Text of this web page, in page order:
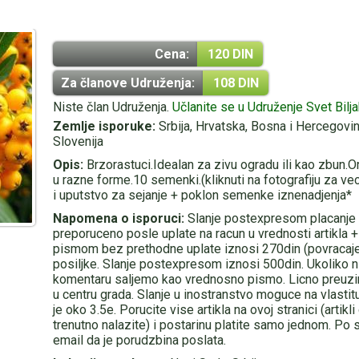
Cena:
120 DIN
Za članove Udruženja:
108 DIN
Niste član Udruženja. Učlanite se u Udruženje Svet
Zemlje isporuke: Srbija, Hrvatska, Bosna i
Slovenija
Opis: Brzorastuci.Idealan za zivu ogradu ili kao
u razne forme.10 semenki.(kliknuti na fotografiju za
i uputstvo za sejanje + poklon semenke iznenadjenja*
Napomena o isporuci: Slanje postexpresom
preporuceno posle uplate na racun u vrednosti artikla
pismom bez prethodne uplate iznosi 270din
posiljke. Slanje postexpresom iznosi 500din. Ukoliko
komentaru saljemo kao vrednosno pismo. Licno
u centru grada. Slanje u inostranstvo moguce na
je oko 3.5e. Porucite vise artikla na ovoj stranici
trenutno nalazite) i postarinu platite samo jednom. Po
email da je porudzbina poslata.